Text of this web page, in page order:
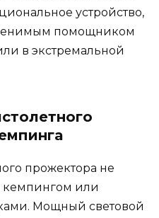
устройство,
помощником
в экстремальной
прожектора не
кемпингом или
Мощный световой